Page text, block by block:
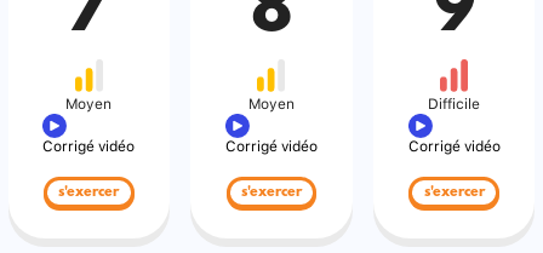
Moyen
Corrigé vidéo
s'exercer
Moyen
Corrigé vidéo
s'exercer
Difficile
Corrigé vidéo
s'exercer